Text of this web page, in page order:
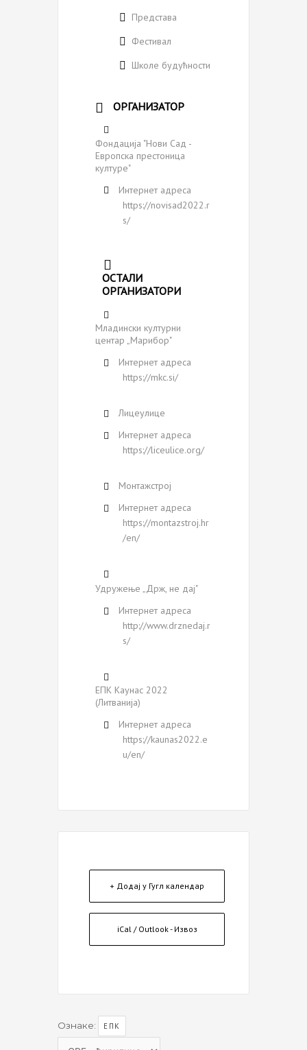
Представа
Фестивал
Школе будућности
ОРГАНИЗАТОР
Фондација "Нови Сaд -
Европска престоница
културе"
Интернет адреса
https://novisad2022.r
s/
ОСТАЛИ
ОРГАНИЗАТОРИ
Младински културни
центар „Марибор"
Интернет адреса
https://mkc.si/
Лицеулице
Интернет адреса
https://liceulice.org/
Монтажстрој
Интернет адреса
https://montazstroj.hr
/en/
Удружење „Држ, не дај"
Интернет адреса
http://www.drznedaj.r
s/
ЕПК Каунас 2022
(Литванија)
Интернет адреса
https://kaunas2022.e
u/en/
+ Додај у Гугл календар
iCal / Outlook - Извоз
Ознаке: ЕПК